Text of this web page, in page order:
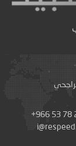
+966 53 78